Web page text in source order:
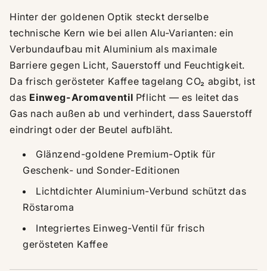
Hinter der goldenen Optik steckt derselbe
technische Kern wie bei allen Alu-Varianten: ein
Verbundaufbau mit Aluminium als maximale
Barriere gegen Licht, Sauerstoff und Feuchtigkeit.
Da frisch gerösteter Kaffee tagelang CO₂ abgibt, ist
das Einweg-Aromaventil Pflicht — es leitet das
Gas nach außen ab und verhindert, dass Sauerstoff
eindringt oder der Beutel aufbläht.
Glänzend-goldene Premium-Optik für
Geschenk- und Sonder-Editionen
Lichtdichter Aluminium-Verbund schützt das
Röstaroma
Integriertes Einweg-Ventil für frisch
gerösteten Kaffee